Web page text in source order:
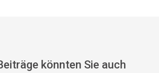
könnten Sie auch